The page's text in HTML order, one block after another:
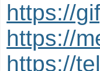
https://
https://
https://